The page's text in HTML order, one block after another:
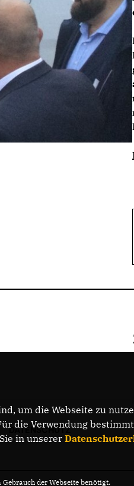
DATENSCHUTZ
um die Webseite zu
die Verwendung
in unserer
der Webseite benötigt.